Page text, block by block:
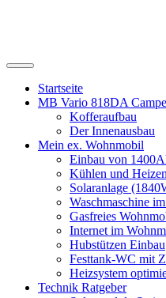
Suchfeld
ein-/ausblenden
Startseite
MB Vario 818DA
Kofferaufbau
Der Innenausbau
Mein ex. Wohnmobil
Einbau von
Kühlen und
Solaranlage
Waschmaschine
Gasfreies
Internet im
Hubstützen Einbau
Festtank-WC mit
Heizsystem
Technik Ratgeber